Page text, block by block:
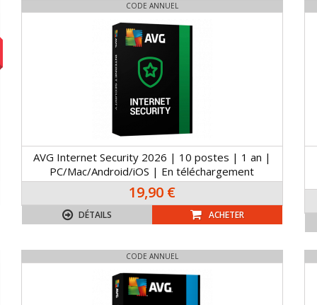
CODE ANNUEL
AVG Internet Security 2026 | 10 postes | 1 an |
PC/Mac/Android/iOS | En téléchargement
19,90 €
DÉTAILS ACHETER
CODE ANNUEL